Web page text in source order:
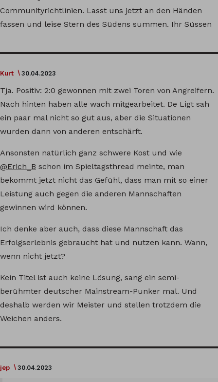
Communityrichtlinien. Lasst uns jetzt an den Händen
fassen und leise Stern des Südens summen. Ihr Süssen
Kurt 30.04.2023
Tja. Positiv: 2:0 gewonnen mit zwei Toren von Angreifern.
Nach hinten haben alle wach mitgearbeitet. De Ligt sah
ein paar mal nicht so gut aus, aber die Situationen
wurden dann von anderen entschärft.
Ansonsten natürlich ganz schwere Kost und wie
@Erich_B schon im Spieltagsthread meinte, man
bekommt jetzt nicht das Gefühl, dass man mit so einer
Leistung auch gegen die anderen Mannschaften
gewinnen wird können.
Ich denke aber auch, dass diese Mannschaft das
Erfolgserlebnis gebraucht hat und nutzen kann. Wann,
wenn nicht jetzt?
Kein Titel ist auch keine Lösung, sang ein semi-
berühmter deutscher Mainstream-Punker mal. Und
deshalb werden wir Meister und stellen trotzdem die
Weichen anders.
jep 30.04.2023